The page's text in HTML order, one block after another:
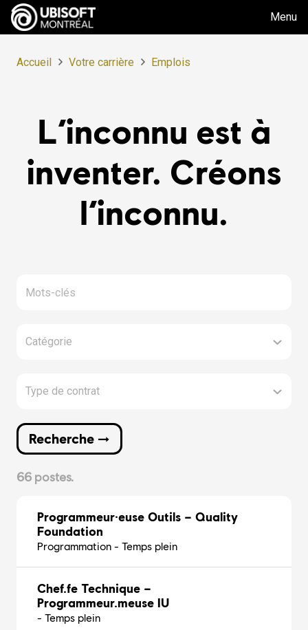
Menu
Accueil Votre carrière Emplois
L’inconnu est à
inventer. Créons
l’inconnu.
Catégorie
Type de contrat
Recherche →
66 postes.
Programmeur·euse Outils – Quality
Foundation
Programmation - Temps plein
Chef.fe Technique –
Programmeur.meuse IU
- Temps plein